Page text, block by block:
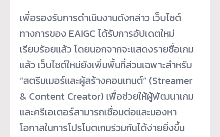
เพื่อรองรับการดำเนินงานดังกล่าว เว็บไซต์
ทางการของ EAIGC ได้รับการอัปเดตใหม่
เรียบร้อยแล้ว โดยนอกจากจะแสดงรายชื่อเกม
แล้ว เว็บไซต์ใหม่ยังเพิ่มพื้นที่ส่วนเฉพาะสำหรับ
“สตรีมเมอร์และผู้สร้างคอนเทนต์” (Streamer
& Content Creator) เพื่อช่วยให้ผู้พัฒนาเกม
และครีเอเตอร์สามารถเชื่อมต่อและมองหา
โอกาสในการโปรโมตเกมร่วมกันได้ง่ายยิ่งขึ้น